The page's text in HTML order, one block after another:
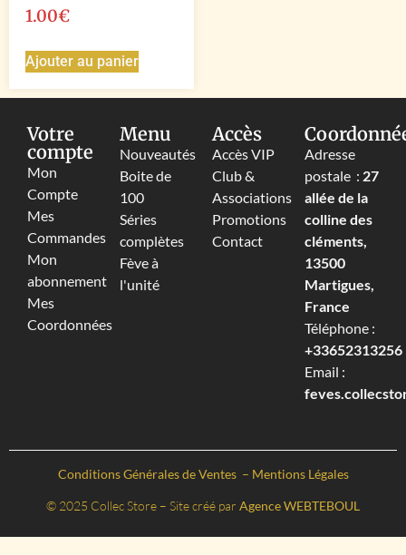
1.00€
Ajouter au panier
Votre
compte
Mon
Compte
Mes
Commandes
Mon
abonnement
Mes
Coordonnées
Menu
Nouveautés
Boite de
100
Séries
complètes
Fève à
l'unité
Accès
Accès VIP
Club &
Associations
Promotions
Contact
Adresse
postale : 27
allée de la
colline des
cléments,
13500
Martigues,
France
Téléphone :
+33652313256‬
Email :
Conditions Générales de Ventes – Mentions Légales
© 2025 Collec Store – Site créé par Agence WEBTEBOUL